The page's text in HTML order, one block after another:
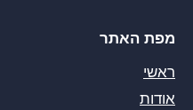
מפת האתר
ראשי
אודות